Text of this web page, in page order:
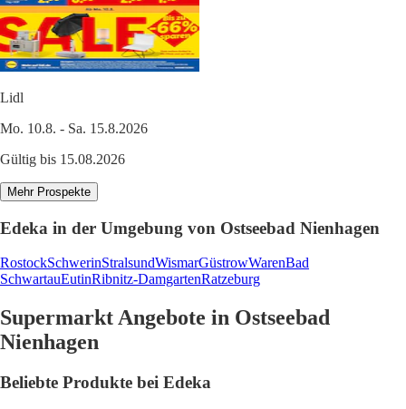
Lidl
Mo. 10.8. - Sa. 15.8.2026
Gültig bis 15.08.2026
Mehr Prospekte
Edeka in der Umgebung von Ostseebad Nienhagen
RostockSchwerinStralsundWismarGüstrowWarenBad
SchwartauEutinRibnitz-DamgartenRatzeburg
Supermarkt Angebote in Ostseebad
Nienhagen
Beliebte Produkte bei Edeka